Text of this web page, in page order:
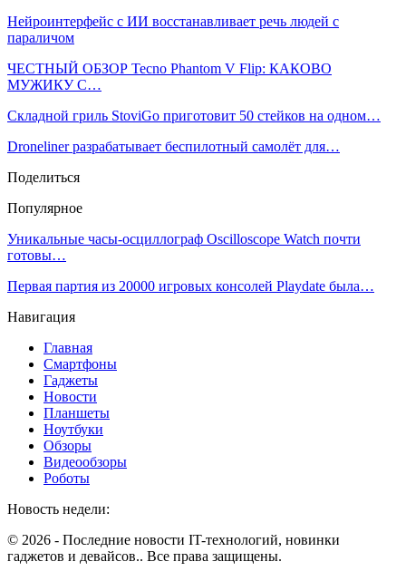
Нейроинтерфейс с ИИ восстанавливает речь людей с
параличом
ЧЕСТНЫЙ ОБЗОР Tecno Phantom V Flip: КАКОВО
МУЖИКУ С…
Складной гриль StoviGo приготовит 50 стейков на одном…
Droneliner разрабатывает беспилотный самолёт для…
Поделиться
Популярное
Уникальные часы-осциллограф Oscilloscope Watch почти
готовы…
Первая партия из 20000 игровых консолей Playdate была…
Навигация
Главная
Смартфоны
Гаджеты
Новости
Планшеты
Ноутбуки
Обзоры
Видеообзоры
Роботы
Новость недели:
© 2026 - Последние новости IT-технологий, новинки
гаджетов и девайсов.. Все права защищены.